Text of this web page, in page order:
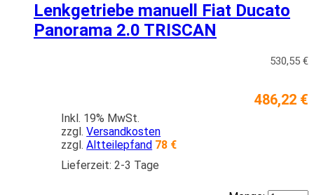
Lenkgetriebe manuell Fiat Ducato
Panorama 2.0 TRISCAN
530,55 €
486,22 €
Inkl. 19% MwSt.
zzgl.Versandkosten
zzgl.Altteilepfand 78 €
Lieferzeit: 2-3 Tage